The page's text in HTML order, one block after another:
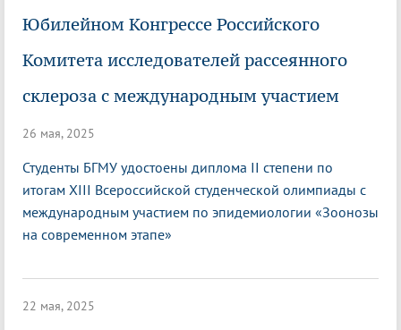
Юбилейном Конгрессе Российского
Комитета исследователей рассеянного
склероза с международным участием
26 мая, 2025
Студенты БГМУ удостоены диплома II степени по
итогам XIII Всероссийской студенческой олимпиады с
международным участием по эпидемиологии «Зоонозы
на современном этапе»
22 мая, 2025